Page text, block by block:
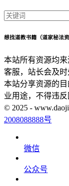
想找道教书籍（道家秘法
本站所有资源均
客服，站长会及
本站分享资源的
业用途，不得违反
© 2025 -
2008088888号
微信
公众号